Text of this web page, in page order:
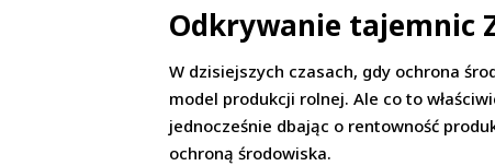
Odkrywanie tajemnic
W dzisiejszych czasach, gdy ochrona
model produkcji rolnej. Ale co to
jednocześnie dbając o rentowność
ochroną środowiska.